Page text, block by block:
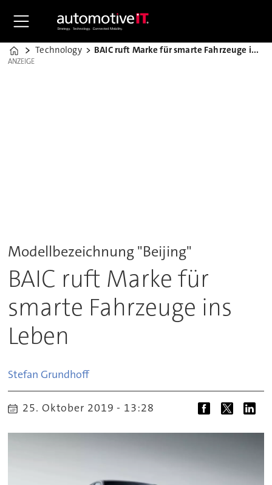
Home
Technology BAIC ruft Marke für smarte Fahrzeuge ins Leben
ANZEIGE
ANZEIGE
Modellbezeichnung "Beijing"
BAIC ruft Marke für
smarte Fahrzeuge ins
Leben
Stefan Grundhoff
25. Oktober 2019 - 13:28